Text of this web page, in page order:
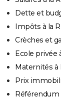
Dette et
Impôts à la
Crèches et
Ecole privée
Maternités à
Prix
Référendum